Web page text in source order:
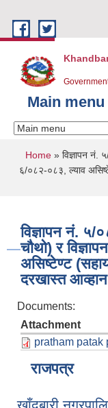
Main menu
You are
Home » विज्ञापन नं.
६/०८२-०८३, ल्याव
विज्ञापन नं.
चौथो) र
असिष्टेण्ट
दरखास्त
Documents:
Attachment
pratham patak
राजपत्र